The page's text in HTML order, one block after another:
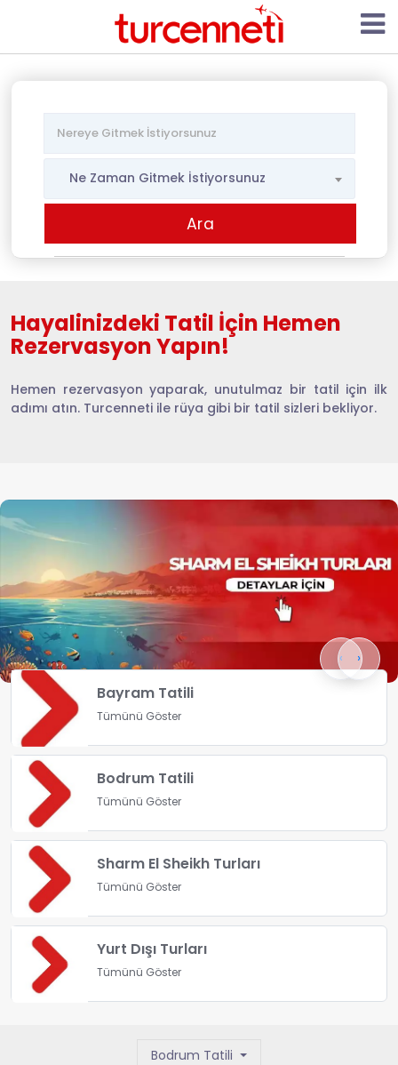
Ne Zaman Gitmek İstiyorsunuz
Hayalinizdeki Tatil İçin Hemen
Rezervasyon Yapın!
Hemen rezervasyon yaparak, unutulmaz bir tatil için ilk
adımı atın. Turcenneti ile rüya gibi bir tatil sizleri bekliyor.
‹ ›
Bayram Tatili
Tümünü Göster
Bodrum Tatili
Tümünü Göster
Sharm El Sheikh Turları
Tümünü Göster
Yurt Dışı Turları
Tümünü Göster
Bodrum Tatili